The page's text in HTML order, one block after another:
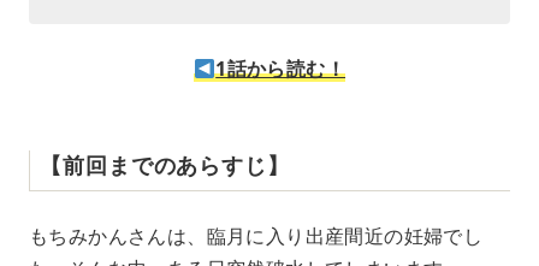
1話から読む！
【前回までのあらすじ】
もちみかんさんは、臨月に入り出産間近の妊婦でし